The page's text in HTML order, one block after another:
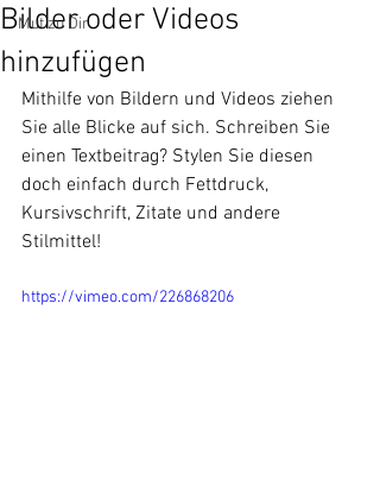
Mut zu Dir
Bilder oder Videos
hinzufügen
Mithilfe von Bildern und Videos ziehen
Sie alle Blicke auf sich. Schreiben Sie
einen Textbeitrag? Stylen Sie diesen
doch einfach durch Fettdruck,
Kursivschrift, Zitate und andere
Stilmittel!
https://vimeo.com/226868206